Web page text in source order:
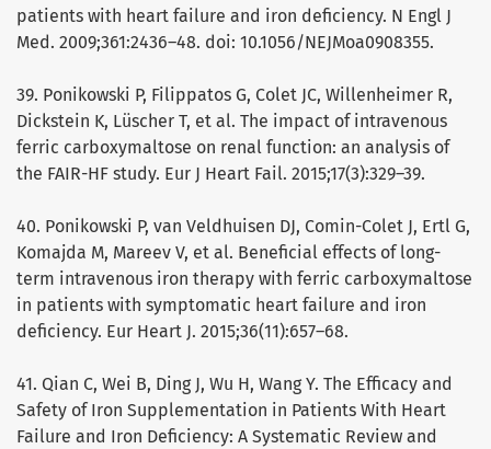
patients with heart failure and iron deficiency. N Engl J
Med. 2009;361:2436–48. doi: 10.1056/NEJMoa0908355.
39. Ponikowski P, Filippatos G, Colet JC, Willenheimer R,
Dickstein K, Lüscher T, et al. The impact of intravenous
ferric carboxymaltose on renal function: an analysis of
the FAIR-HF study. Eur J Heart Fail. 2015;17(3):329–39.
40. Ponikowski P, van Veldhuisen DJ, Comin-Colet J, Ertl G,
Komajda M, Mareev V, et al. Beneficial effects of long-
term intravenous iron therapy with ferric carboxymaltose
in patients with symptomatic heart failure and iron
deficiency. Eur Heart J. 2015;36(11):657–68.
41. Qian C, Wei B, Ding J, Wu H, Wang Y. The Efficacy and
Safety of Iron Supplementation in Patients With Heart
Failure and Iron Deficiency: A Systematic Review and